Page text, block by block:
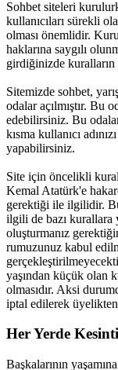
Sohbet siteleri
kullanıcıları sürekli
olması önemlidir.
haklarına saygılı
girdiğinizde kuralların
Sitemizde sohbet,
odalar açılmıştır. Bu
edebilirsiniz. Bu
kısma kullanıcı
yapabilirsiniz.
Site için öncelikli
Kemal Atatürk'e
gerektiği ile ilgilidir.
ilgili de bazı
oluşturmanız
rumuzunuz kabul
yaşından küçük olan
olmasıdır. Aksi
iptal edilerek üyelikten
Her Yerde
Başkalarının